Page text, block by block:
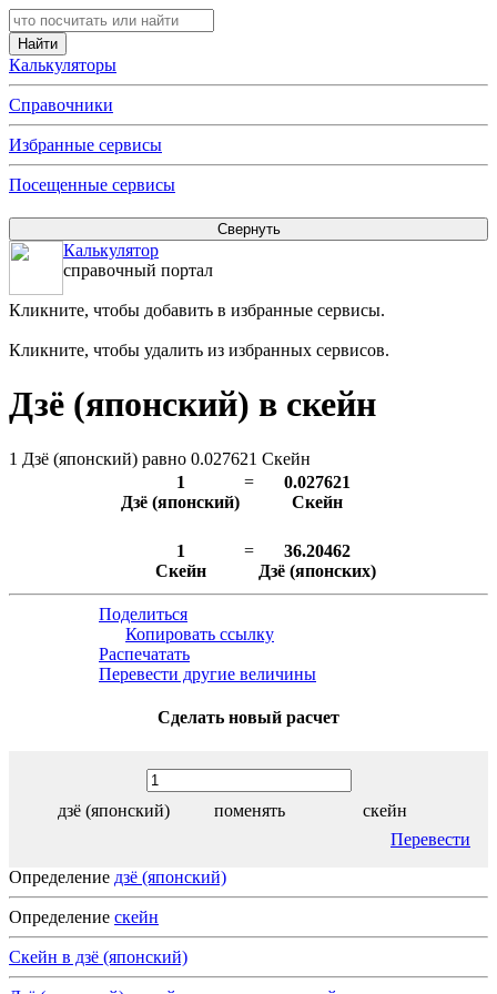
Калькуляторы
Справочники
Избранные сервисы
Посещенные сервисы
Калькулятор
справочный портал
Кликните, чтобы добавить в избранные сервисы.
Кликните, чтобы удалить из избранных сервисов.
Дзё (японский) в скейн
1 Дзё (японский) равно 0.027621 Скейн
1
Дзё (японский)
=
0.027621
Скейн
1
Скейн
=
36.20462
Дзё (японских)
Поделиться
Копировать ссылку
Распечатать
Перевести другие величины
Сделать новый расчет
дзё (японский) поменять
скейн
Перевести
Определение дзё (японский)
Определение скейн
Скейн в дзё (японский)